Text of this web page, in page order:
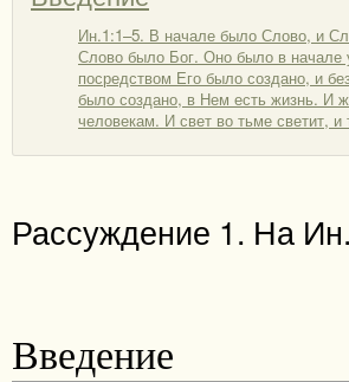
Ин.1:1–5. В начале было Слово, и
Слово было Бог. Оно было в начале
посредством Его было создано, и
было создано, в Нем есть жизнь. И
человекам. И свет во тьме светит, и
Рассуждение 1. На
Введение